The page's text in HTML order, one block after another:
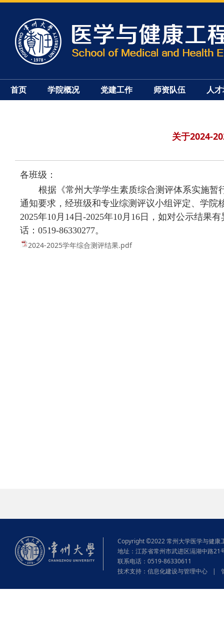
首页 学院概况 党建工作 师资队伍 人
关于2024-
各班级：
根据《常州大学学生素质综合测评体系实施
通知要求，经班级和专业综测评议小组评定、学院
2025年10月 14 日 -2025年10月 16 日，如对公示结果
话： 0519-86330277。
2024-2025学年综合测评结果.pdf
Copyright ©2022 常州大学医学与健康
地址：江苏省常州市武进区滆湖中路21
联系电话：0519-86330611
技术支持： 信息化建设与管理中心 |